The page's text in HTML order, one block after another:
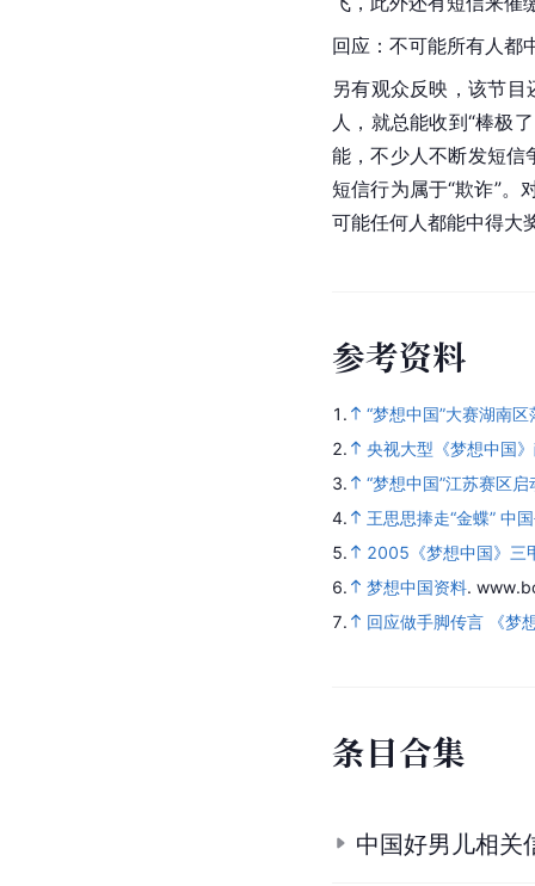
回应：不可能所有人都
另有观众反映，该节
人，就总能收到“棒极
能，不少人不断发短
短信行为属于“欺诈”。
可能任何人都能中得大
参考资料
1.
“梦想中国”大赛湖南
2.
央视大型《梦想中国
3.
“梦想中国”江苏赛区
4.
王思思捧走“金蝶” 中
5.
2005《梦想中国》三
6.
梦想中国资料.
7.
回应做手脚传言 《梦
条目合集
中国好男儿相关